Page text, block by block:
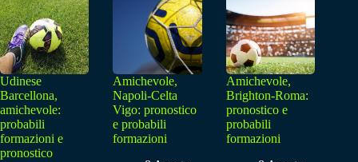
Udinese
Barcellona,
amichevole:
probabili
formazioni e
pronostico
Amichevole,
Napoli-Celta
Vigo: pronostico
e probabili
formazioni
Amichevole,
Brighton-Roma:
pronostico e
probabili
formazioni